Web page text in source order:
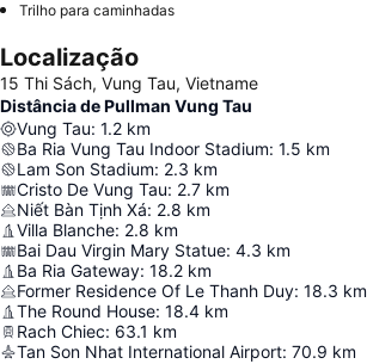
Trilho para caminhadas
Localização
15 Thi Sách, Vung Tau, Vietname
Distância de Pullman Vung Tau
Vung Tau: 1.2 km
Ba Ria Vung Tau Indoor Stadium: 1.5 km
Lam Son Stadium: 2.3 km
Cristo De Vung Tau: 2.7 km
Niết Bàn Tịnh Xá: 2.8 km
Villa Blanche: 2.8 km
Bai Dau Virgin Mary Statue: 4.3 km
Ba Ria Gateway: 18.2 km
Former Residence Of Le Thanh Duy: 18.3 km
The Round House: 18.4 km
Rach Chiec: 63.1 km
Tan Son Nhat International Airport: 70.9 km